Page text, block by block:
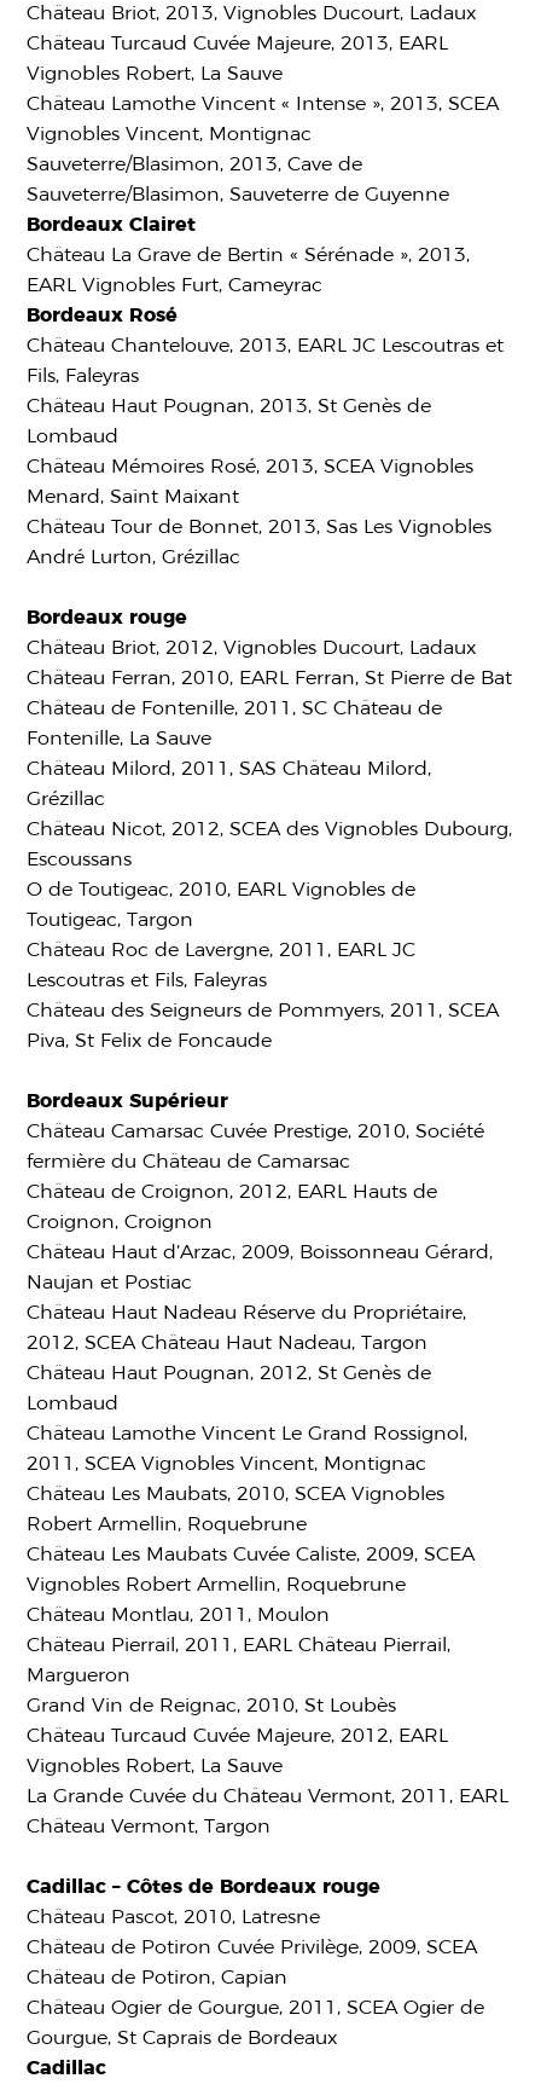
Château Briot, 2013, Vignobles Ducourt, Ladaux
Château Turcaud Cuvée Majeure, 2013, EARL
Vignobles Robert, La Sauve
Château Lamothe Vincent « Intense », 2013, SCEA
Vignobles Vincent, Montignac
Sauveterre/Blasimon, 2013, Cave de
Sauveterre/Blasimon, Sauveterre de Guyenne
Bordeaux Clairet
Château La Grave de Bertin « Sérénade », 2013,
EARL Vignobles Furt, Cameyrac
Bordeaux Rosé
Château Chantelouve, 2013, EARL JC Lescoutras et
Fils, Faleyras
Château Haut Pougnan, 2013, St Genès de
Lombaud
Château Mémoires Rosé, 2013, SCEA Vignobles
Menard, Saint Maixant
Château Tour de Bonnet, 2013, Sas Les Vignobles
André Lurton, Grézillac
Bordeaux rouge
Château Briot, 2012, Vignobles Ducourt, Ladaux
Château Ferran, 2010, EARL Ferran, St Pierre de Bat
Château de Fontenille, 2011, SC Château de
Fontenille, La Sauve
Château Milord, 2011, SAS Château Milord,
Grézillac
Château Nicot, 2012, SCEA des Vignobles Dubourg,
Escoussans
O de Toutigeac, 2010, EARL Vignobles de
Toutigeac, Targon
Château Roc de Lavergne, 2011, EARL JC
Lescoutras et Fils, Faleyras
Château des Seigneurs de Pommyers, 2011, SCEA
Piva, St Felix de Foncaude
Bordeaux Supérieur
Château Camarsac Cuvée Prestige, 2010, Société
fermière du Château de Camarsac
Château de Croignon, 2012, EARL Hauts de
Croignon, Croignon
Château Haut d’Arzac, 2009, Boissonneau Gérard,
Naujan et Postiac
Château Haut Nadeau Réserve du Propriétaire,
2012, SCEA Château Haut Nadeau, Targon
Château Haut Pougnan, 2012, St Genès de
Lombaud
Château Lamothe Vincent Le Grand Rossignol,
2011, SCEA Vignobles Vincent, Montignac
Château Les Maubats, 2010, SCEA Vignobles
Robert Armellin, Roquebrune
Château Les Maubats Cuvée Caliste, 2009, SCEA
Vignobles Robert Armellin, Roquebrune
Château Montlau, 2011, Moulon
Château Pierrail, 2011, EARL Château Pierrail,
Margueron
Grand Vin de Reignac, 2010, St Loubès
Château Turcaud Cuvée Majeure, 2012, EARL
Vignobles Robert, La Sauve
La Grande Cuvée du Château Vermont, 2011, EARL
Château Vermont, Targon
Cadillac – Côtes de Bordeaux rouge
Château Pascot, 2010, Latresne
Château de Potiron Cuvée Privilège, 2009, SCEA
Château de Potiron, Capian
Château Ogier de Gourgue, 2011, SCEA Ogier de
Gourgue, St Caprais de Bordeaux
Cadillac